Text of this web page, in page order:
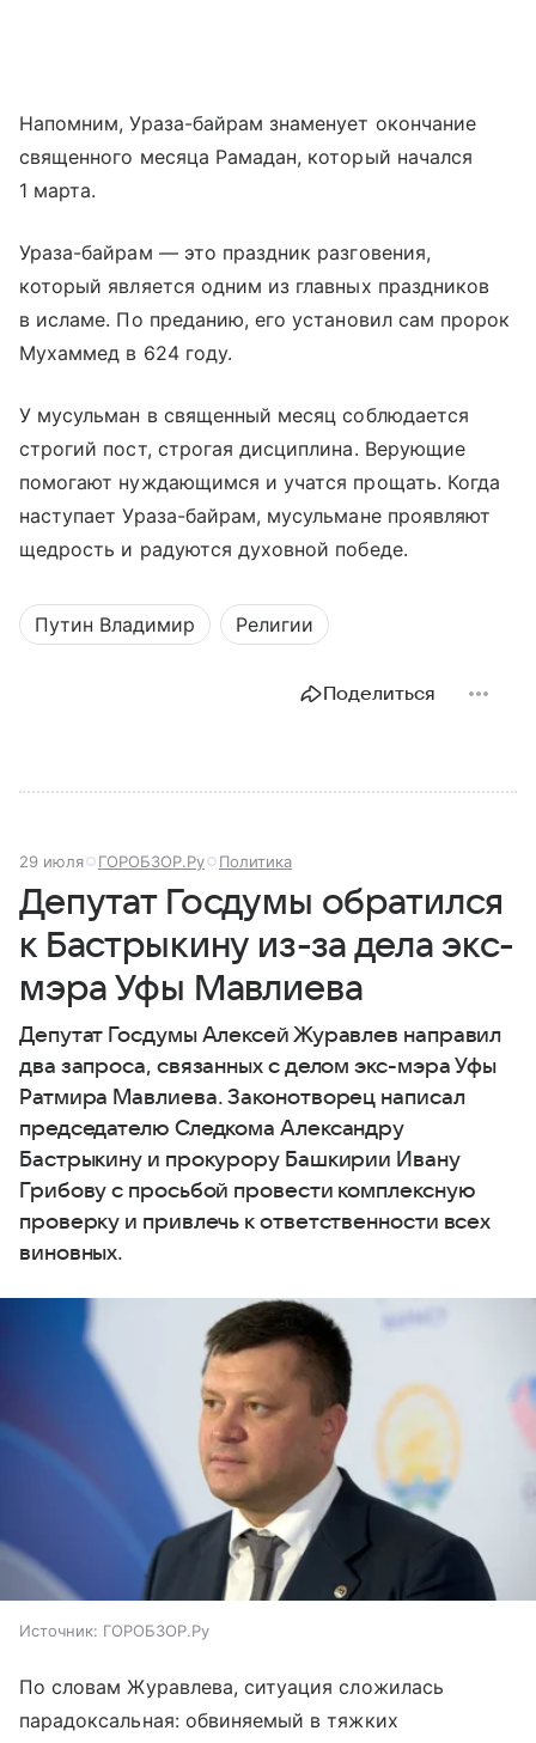
Напомним, Ураза-байрам знаменует окончание
священного месяца Рамадан, который начался
1 марта.
Ураза-байрам — это праздник разговения,
который является одним из главных праздников
в исламе. По преданию, его установил сам пророк
Мухаммед в 624 году.
У мусульман в священный месяц соблюдается
строгий пост, строгая дисциплина. Верующие
помогают нуждающимся и учатся прощать. Когда
наступает Ураза-байрам, мусульмане проявляют
щедрость и радуются духовной победе.
Путин Владимир Религии
Поделиться
29 июля ГОРОБЗОР.Ру Политика
Депутат Госдумы обратился
к Бастрыкину из-за дела экс-
мэра Уфы Мавлиева
Депутат Госдумы Алексей Журавлев направил
два запроса, связанных с делом экс-мэра Уфы
Ратмира Мавлиева. Законотворец написал
председателю Следкома Александру
Бастрыкину и прокурору Башкирии Ивану
Грибову с просьбой провести комплексную
проверку и привлечь к ответственности всех
виновных.
Источник: ГОРОБЗОР.Ру
По словам Журавлева, ситуация сложилась
парадоксальная: обвиняемый в тяжких